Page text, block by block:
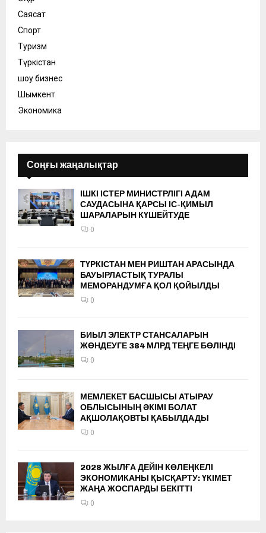
Саясат
Спорт
Туризм
Түркістан
шоу бизнес
Шымкент
Экономика
Соңғы жаңалықтар
ІШКІ ІСТЕР МИНИСТРЛІГІ АДАМ
САУДАСЫНА ҚАРСЫ ІС-ҚИМЫЛ
ШАРАЛАРЫН КҮШЕЙТУДЕ
0
ТҮРКІСТАН МЕН РИШТАН АРАСЫНДА
БАУЫРЛАСТЫҚ ТУРАЛЫ
МЕМОРАНДУМҒА ҚОЛ ҚОЙЫЛДЫ
0
БИЫЛ ЭЛЕКТР СТАНСАЛАРЫН
ЖӨНДЕУГЕ 384 МЛРД ТЕҢГЕ БӨЛІНДІ
0
МЕМЛЕКЕТ БАСШЫСЫ АТЫРАУ
ОБЛЫСЫНЫҢ ӘКІМІ БОЛАТ
АҚШОЛАҚОВТЫ ҚАБЫЛДАДЫ
0
2028 ЖЫЛҒА ДЕЙІН КӨЛЕҢКЕЛІ
ЭКОНОМИКАНЫ ҚЫСҚАРТУ: ҮКІМЕТ
ЖАҢА ЖОСПАРДЫ БЕКІТТІ
0